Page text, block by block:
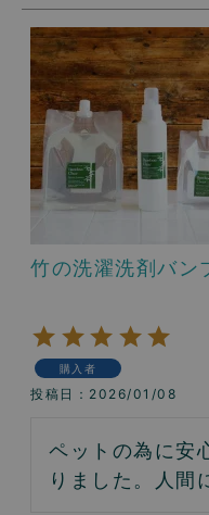
竹の洗濯洗剤バン
購入者
投稿日 2026/01/08
ペットの為に安
りました。人間